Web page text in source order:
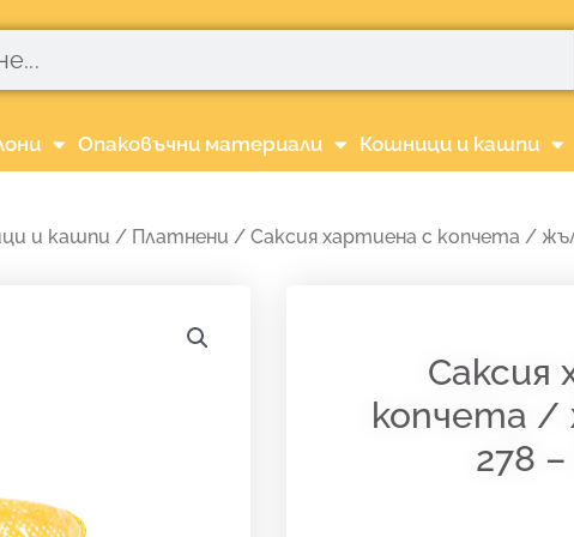
Опаковъчни материали Кошници и кашпи
и кашпи / Платнени / Саксия хартиена с копчета /
Саксия
копчета /
278